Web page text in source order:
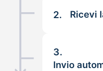
2. Ricevi
3.
Invio